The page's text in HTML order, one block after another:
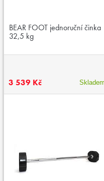
BEAR FOOT jednoruční činka
32,5 kg
3 539 Kč Skladem